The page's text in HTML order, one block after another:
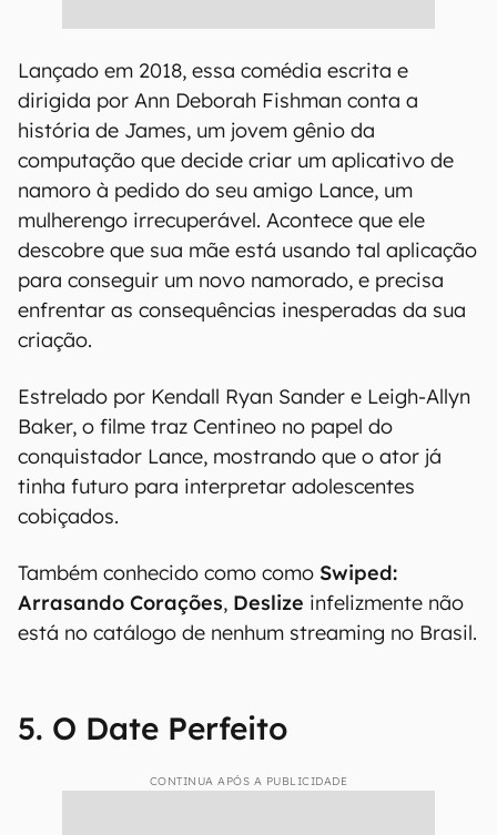
Lançado em 2018, essa comédia escrita e
dirigida por Ann Deborah Fishman conta a
história de James, um jovem gênio da
computação que decide criar um aplicativo de
namoro à pedido do seu amigo Lance, um
mulherengo irrecuperável. Acontece que ele
descobre que sua mãe está usando tal aplicação
para conseguir um novo namorado, e precisa
enfrentar as consequências inesperadas da sua
criação.
Estrelado por Kendall Ryan Sander e Leigh-Allyn
Baker, o filme traz Centineo no papel do
conquistador Lance, mostrando que o ator já
tinha futuro para interpretar adolescentes
cobiçados.
Também conhecido como como Swiped:
Arrasando Corações, Deslize infelizmente não
está no catálogo de nenhum streaming no Brasil.
5. O Date Perfeito
CONTINUA APÓS A PUBLICIDADE